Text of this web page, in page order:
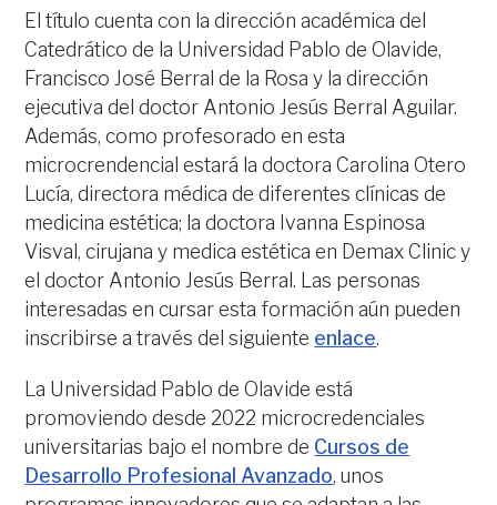
El título cuenta con la dirección académica del
Catedrático de la Universidad Pablo de Olavide,
Francisco José Berral de la Rosa y la dirección
ejecutiva del doctor Antonio Jesús Berral Aguilar.
Además, como profesorado en esta
microcrendencial estará la doctora Carolina Otero
Lucía, directora médica de diferentes clínicas de
medicina estética; la doctora Ivanna Espinosa
Visval, cirujana y medica estética en Demax Clinic y
el doctor Antonio Jesús Berral. Las personas
interesadas en cursar esta formación aún pueden
inscribirse a través del siguiente enlace.
La Universidad Pablo de Olavide está
promoviendo desde 2022 microcredenciales
universitarias bajo el nombre de Cursos de
Desarrollo Profesional Avanzado, unos